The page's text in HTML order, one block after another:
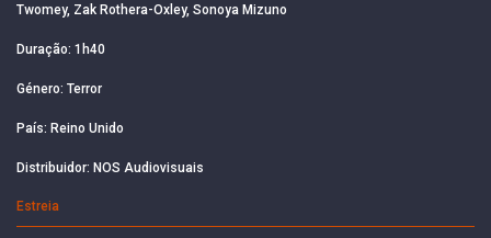
Twomey, Zak Rothera-Oxley, Sonoya Mizuno
Duração: 1h40
Género: Terror
País: Reino Unido
Distribuidor: NOS Audiovisuais
Estreia